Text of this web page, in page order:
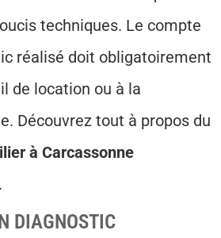
techniques. Le compte
réalisé doit obligatoirement
de location ou à la
Découvrez tout à propos du
à Carcassonne
DIAGNOSTIC